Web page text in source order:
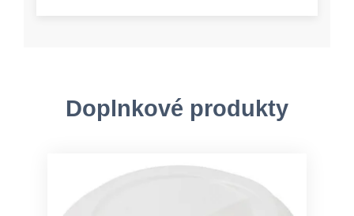
Doplnkové produkty